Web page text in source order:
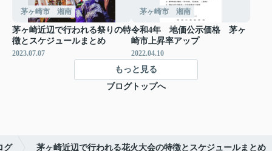
茅ヶ崎市 湘南
茅ヶ崎近辺で行われる祭りの特
徴とスケジュールまとめ
2023.07.07
茅ヶ崎市 湘南
令和4年 地価公示価格 茅ヶ
崎市上昇率アップ
2022.04.10
もっと見る
ブログトップへ
グ 茅ヶ崎近辺で行われる花火大会の特徴とスケジュールまとめ